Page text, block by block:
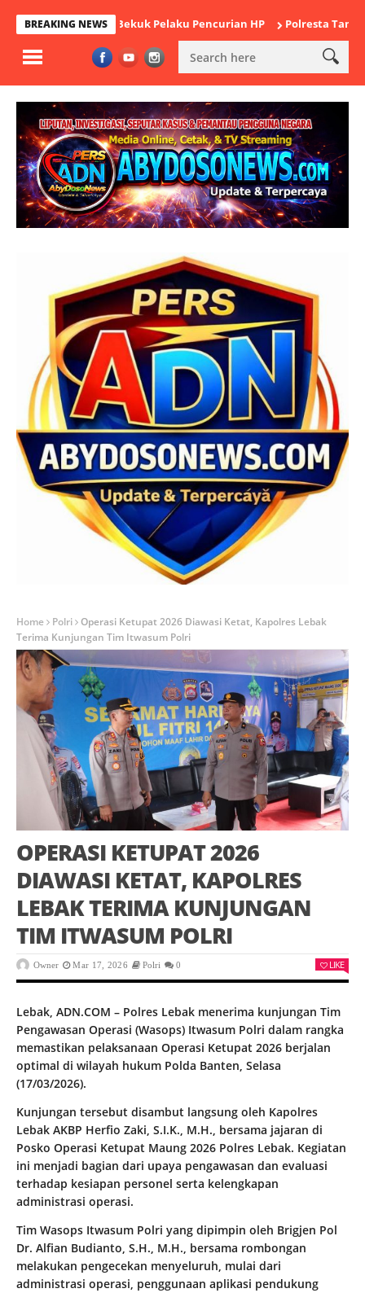
BREAKING NEWS
Bekuk Pelaku Pencurian HP Polresta Tangerang
Home Polri Operasi Ketupat 2026 Diawasi Ketat, Kapolres Lebak
Terima Kunjungan Tim Itwasum Polri
OPERASI KETUPAT 2026
DIAWASI KETAT, KAPOLRES
LEBAK TERIMA KUNJUNGAN
TIM ITWASUM POLRI
Owner Mar 17, 2026 Polri 0 LIKE
Lebak, ADN.COM – Polres Lebak menerima kunjungan Tim
Pengawasan Operasi (Wasops) Itwasum Polri dalam rangka
memastikan pelaksanaan Operasi Ketupat 2026 berjalan
optimal di wilayah hukum Polda Banten, Selasa
(17/03/2026).
Kunjungan tersebut disambut langsung oleh Kapolres
Lebak AKBP Herfio Zaki, S.I.K., M.H., bersama jajaran di
Posko Operasi Ketupat Maung 2026 Polres Lebak. Kegiatan
ini menjadi bagian dari upaya pengawasan dan evaluasi
terhadap kesiapan personel serta kelengkapan
administrasi operasi.
Tim Wasops Itwasum Polri yang dipimpin oleh Brigjen Pol
Dr. Alfian Budianto, S.H., M.H., bersama rombongan
melakukan pengecekan menyeluruh, mulai dari
administrasi operasi, penggunaan aplikasi pendukung